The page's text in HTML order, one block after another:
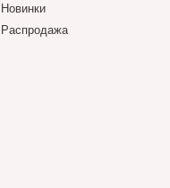
Новинки
Распродажа